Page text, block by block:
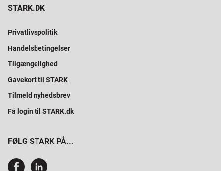
STARK.DK
Privatlivspolitik
Handelsbetingelser
Tilgængelighed
Gavekort til STARK
Tilmeld nyhedsbrev
Få login til STARK.dk
FØLG STARK PÅ...